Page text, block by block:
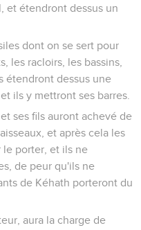
et étendront dessus un
dont on se sert pour
les racloirs, les bassins,
étendront dessus une
ils y mettront ses barres.
ses fils auront achevé de
et après cela les
porter, et ils ne
de peur qu'ils ne
de Kéhath porteront du
aura la charge de